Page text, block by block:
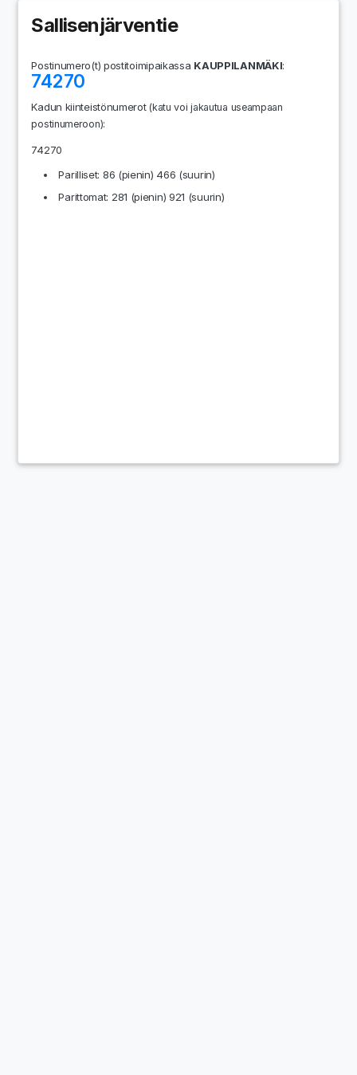
Sallisenjärventie
Postinumero(t) postitoimipaikassa KAUPPILANMÄKI:
74270
Kadun kiinteistönumerot(katu voi jakautua useampaan
postinumeroon):
74270
Parilliset: 86 (pienin) 466 (suurin)
Parittomat: 281 (pienin) 921 (suurin)